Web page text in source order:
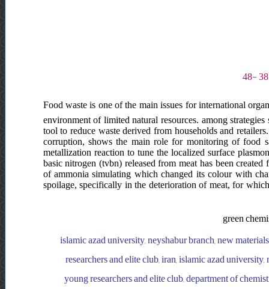
Food waste is one of the main issues for international
environment of limited natural resources. among
tool to reduce waste derived from households and
corruption, shows the main role for monitoring of food
metallization reaction to tune the localized surface
basic nitrogen (tvbn) released from meat has been
of ammonia simulating which changed its colour with
spoilage, specifically in the deterioration of meat, for
green
islamic azad university, neyshabur branch, new
researchers and elite club, iran, islamic azad
young researchers and elite club, department of